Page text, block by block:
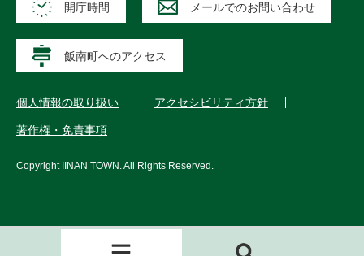
開庁時間 メールでのお問い合わせ
飯南町へのアクセス
個人情報の取り扱い アクセシビリティ方針
著作権・免責事項
Copyright IINAN TOWN . All Rights Reserved.